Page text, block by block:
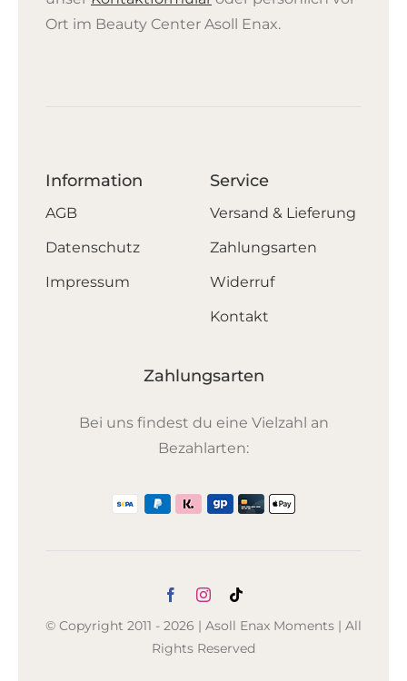
Ort im Beauty Center Asoll Enax.
Information
AGB
Datenschutz
Impressum
Service
Versand & Lieferung
Zahlungsarten
Widerruf
Kontakt
Zahlungsarten
Bei uns findest du eine Vielzahl an
Bezahlarten:
© Copyright 2011 - 2026 | Asoll Enax Moments | All
Rights Reserved